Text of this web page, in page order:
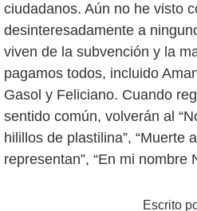
ciudadanos. Aún no he visto
desinteresadamente a
viven de la subvención y la
pagamos todos, incluido
Gasol y Feliciano. Cuando
sentido común, volverán al
hilillos de plastilina”, “Muerte
representan”, “En mi nombre
Escrito